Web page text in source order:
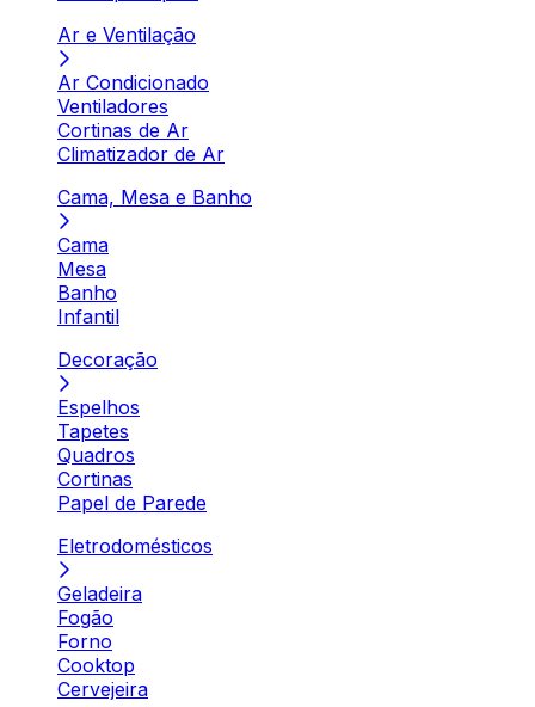
Ar e Ventilação
Ar Condicionado
Ventiladores
Cortinas de Ar
Climatizador de Ar
Cama, Mesa e Banho
Cama
Mesa
Banho
Infantil
Decoração
Espelhos
Tapetes
Quadros
Cortinas
Papel de Parede
Eletrodomésticos
Geladeira
Fogão
Forno
Cooktop
Cervejeira